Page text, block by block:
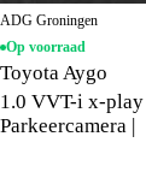
ADG Groningen
Op voorraad
Toyota Aygo
1.0 VVT-i x-play
Parkeercamera |